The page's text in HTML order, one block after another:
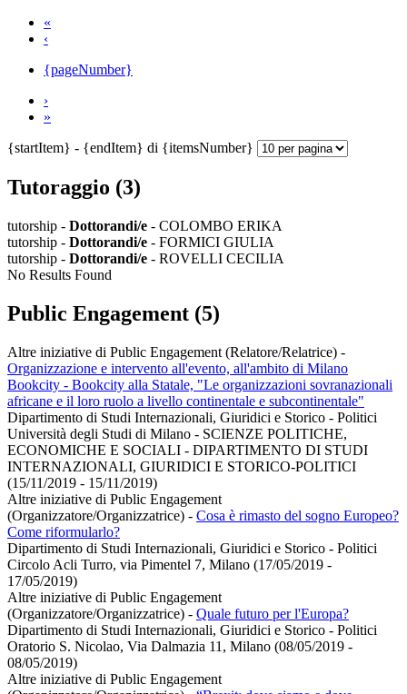
«
‹
{pageNumber}
›
»
{startItem} - {endItem} di {itemsNumber}
Tutoraggio (3)
tutorship - Dottorandi/e - COLOMBO ERIKA
tutorship - Dottorandi/e - FORMICI GIULIA
tutorship - Dottorandi/e - ROVELLI CECILIA
No Results Found
Public Engagement (5)
Altre iniziative di Public Engagement (Relatore/Relatrice) -
Organizzazione e intervento all'evento, all'ambito di Milano
Bookcity - Bookcity alla Statale, "Le organizzazioni sovranazionali
africane e il loro ruolo a livello continentale e subcontinentale"
Dipartimento di Studi Internazionali, Giuridici e Storico - Politici
Università degli Studi di Milano - SCIENZE POLITICHE,
ECONOMICHE E SOCIALI - DIPARTIMENTO DI STUDI
INTERNAZIONALI, GIURIDICI E STORICO-POLITICI
(15/11/2019 - 15/11/2019)
Altre iniziative di Public Engagement
(Organizzatore/Organizzatrice) - Cosa è rimasto del sogno Europeo?
Come riformularlo?
Dipartimento di Studi Internazionali, Giuridici e Storico - Politici
Circolo Acli Turro, via Pimentel 7, Milano (17/05/2019 -
17/05/2019)
Altre iniziative di Public Engagement
(Organizzatore/Organizzatrice) - Quale futuro per l'Europa?
Dipartimento di Studi Internazionali, Giuridici e Storico - Politici
Oratorio S. Nicolao, Via Dalmazia 11, Milano (08/05/2019 -
08/05/2019)
Altre iniziative di Public Engagement